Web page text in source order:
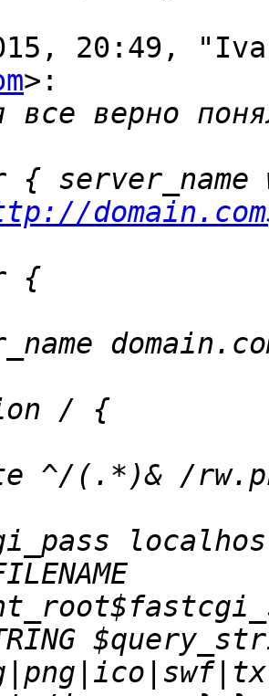
20:49,
>:
{ server_name